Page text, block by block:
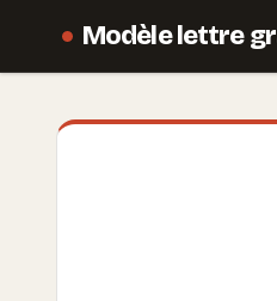
Modèle lettre